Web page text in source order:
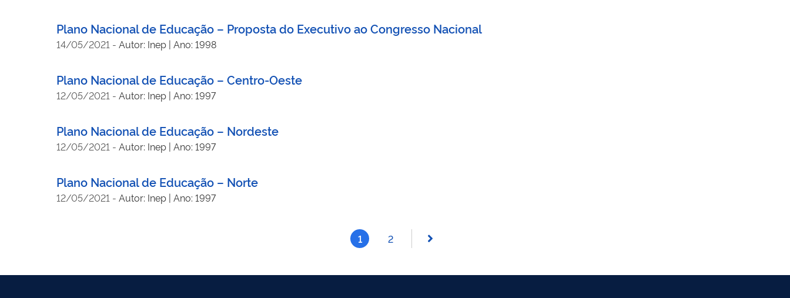
Plano Nacional de Educação – Proposta do Executivo ao Congresso Nacional
14/05/2021 - Autor: Inep | Ano: 1998
Plano Nacional de Educação – Centro-Oeste
12/05/2021 - Autor: Inep | Ano: 1997
Plano Nacional de Educação – Nordeste
12/05/2021 - Autor: Inep | Ano: 1997
Plano Nacional de Educação – Norte
12/05/2021 - Autor: Inep | Ano: 1997
1 2